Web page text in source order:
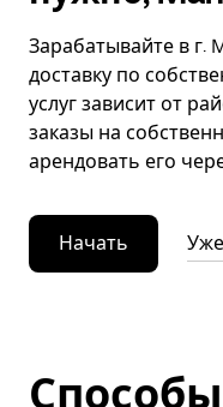
Зарабатывайте в г.
доставку по
услуг зависит от
заказы на
арендовать его
Начать
Способы